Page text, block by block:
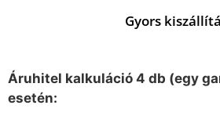
Gyors
Áruhitel kalkuláció 4 db (egy
esetén: